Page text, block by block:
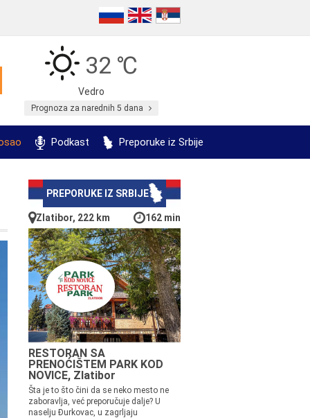
32 ℃
Vedro
Prognoza za narednih 5 dana
Podkast Preporuke iz Srbije
PREPORUKE IZ SRBIJE
Zlatibor, 222 km 162 min
RESTORAN SA
PRENOĆIŠTEM PARK KOD
NOVICE, Zlatibor
Šta je to što čini da se neko mesto ne
zaboravlja, već preporučuje dalje? U
naselju Đurkovac, u zagrljaju